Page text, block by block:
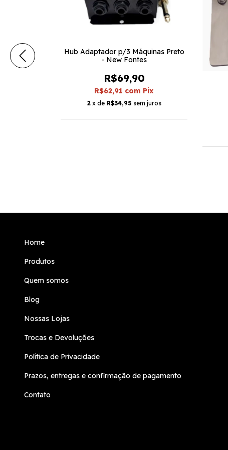
Hub Adaptador p/3 Máquinas Preto
- New Fontes
R$69,90
R$62,91 com Pix
2 x de R$34,95 sem juros
Home
Produtos
Quem somos
Blog
Nossas Lojas
Trocas e Devoluções
Política de Privacidade
Prazos, entregas e confirmação de pagamento
Contato